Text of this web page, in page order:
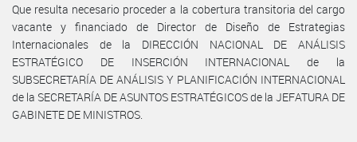
Que resulta necesario proceder a la cobertura transitoria del cargo
vacante y financiado de Director de Diseño de Estrategias
Internacionales de la DIRECCIÓN NACIONAL DE ANÁLISIS
ESTRATÉGICO DE INSERCIÓN INTERNACIONAL de la
SUBSECRETARÍA DE ANÁLISIS Y PLANIFICACIÓN INTERNACIONAL
de la SECRETARÍA DE ASUNTOS ESTRATÉGICOS de la JEFATURA DE
GABINETE DE MINISTROS.